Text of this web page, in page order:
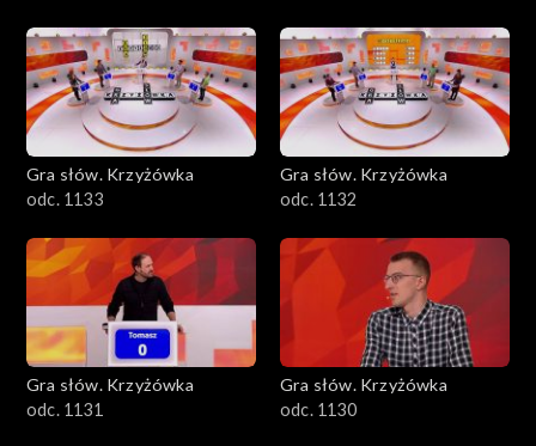
Gra słów. Krzyżówka
odc. 1133
Gra słów. Krzyżówka
odc. 1132
Gra słów. Krzyżówka
odc. 1131
Gra słów. Krzyżówka
odc. 1130